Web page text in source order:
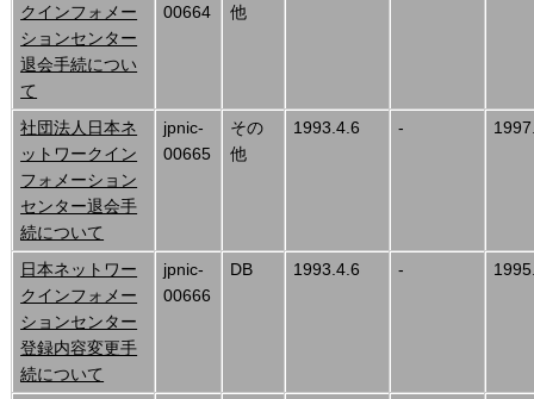
クインフォメー
ションセンター
退会手続につい
て
00664
他
社団法人日本ネ
ットワークイン
フォメーション
センター退会手
続について
jpnic-
00665
その
他
1993.4.6 -
日本ネットワー
クインフォメー
ションセンター
登録内容変更手
続について
jpnic-
00666
DB 1993.4.6 -